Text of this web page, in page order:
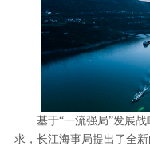
基于“一流强局”发展
求，长江海事局提出了全